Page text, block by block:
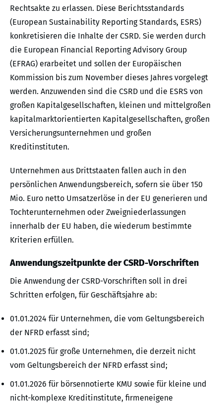
Rechtsakte zu erlassen. Diese Berichtsstandards
(European Sustainability Reporting Standards, ESRS)
konkretisieren die Inhalte der CSRD. Sie werden durch
die European Financial Reporting Advisory Group
(EFRAG) erarbeitet und sollen der Europäischen
Kommission bis zum November dieses Jahres vorgelegt
werden. Anzuwenden sind die CSRD und die ESRS von
großen Kapitalgesellschaften, kleinen und mittelgroßen
kapitalmarktorientierten Kapitalgesellschaften, großen
Versicherungsunternehmen und großen
Kreditinstituten.
Unternehmen aus Drittstaaten fallen auch in den
persönlichen Anwendungsbereich, sofern sie über 150
Mio. Euro netto Umsatzerlöse in der EU generieren und
Tochterunternehmen oder Zweigniederlassungen
innerhalb der EU haben, die wiederum bestimmte
Kriterien erfüllen.
Anwendungszeitpunkte der CSRD-Vorschriften
Die Anwendung der CSRD-Vorschriften soll in drei
Schritten erfolgen, für Geschäftsjahre ab:
01.01.2024 für Unternehmen, die vom Geltungsbereich
der NFRD erfasst sind;
01.01.2025 für große Unternehmen, die derzeit nicht
vom Geltungsbereich der NFRD erfasst sind;
01.01.2026 für börsennotierte KMU sowie für kleine und
nicht-komplexe Kreditinstitute, firmeneigene